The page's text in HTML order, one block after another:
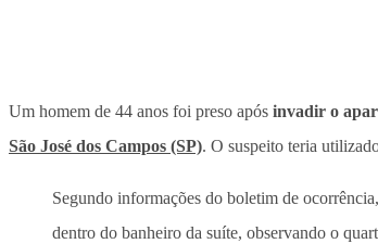
Um homem de 44 anos foi preso após invadir o
São José dos Campos (SP). O suspeito teria
Segundo informações do boletim de
dentro do banheiro da suíte, observando o